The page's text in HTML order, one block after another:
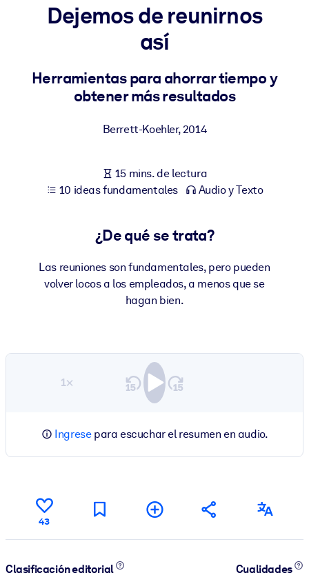
Integre conocimientos verificados y breves en su LMS/LXP para
obtener mejores resultados de aprendizaje.
Enriquezca su biblioteca corporativa con conocimientos
Para sistemas de IA
Alimente sus sistemas de IA con conocimientos fiables y
Dejemos de reunirnos
así
Herramientas para ahorrar tiempo y
obtener más resultados
Berrett-Koehler,2014
15 mins. de lectura
10 ideas fundamentales
Audio y Texto
¿De qué se trata?
Las reuniones son fundamentales, pero pueden
volver locos a los empleados, a menos que se
hagan bien.
1×
Ingresepara escuchar el resumen en audio.
43
Clasificación editorial
Cualidades